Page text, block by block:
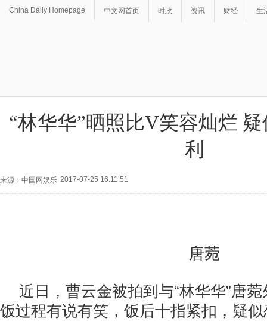
China Daily Homepage 中文网首页 时政 资讯 财经 生
“林华华”晒照比V笑容灿烂
利
来源：中国网娱乐 2017-07-25 16:11:51
唐菀
近日，曹云金被拍到与“林华华”唐
饭过程有说有笑，饭后十指紧扣，疑